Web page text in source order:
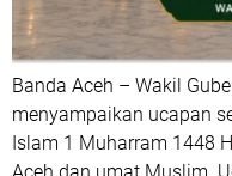
Banda Aceh – Wakil
menyampaikan ucapan
Islam 1 Muharram 1448